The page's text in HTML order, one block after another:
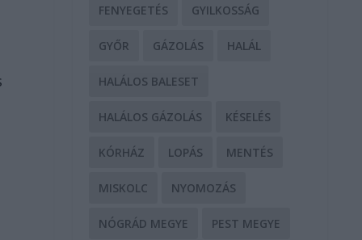
FENYEGETÉS GYILKOSSÁG
GYŐR GÁZOLÁS HALÁL
HALÁLOS BALESET
HALÁLOS GÁZOLÁS KÉSELÉS
KÓRHÁZ LOPÁS MENTÉS
MISKOLC NYOMOZÁS
NÓGRÁD MEGYE PEST MEGYE